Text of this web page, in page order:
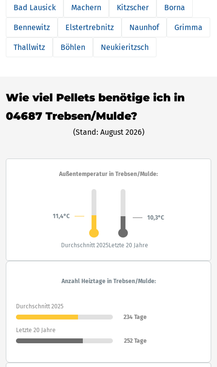
Bad Lausick Machern Kitzscher Borna
Bennewitz Elstertrebnitz Naunhof Grimma
Thallwitz Böhlen Neukieritzsch
Wie viel Pellets benötige ich in
04687 Trebsen/Mulde?
(Stand: August 2026)
Außentemperatur in Trebsen/Mulde:
11,4°C 10,3°C
Durchschnitt 2025Letzte 20 Jahre
Anzahl Heiztage in Trebsen/Mulde:
Durchschnitt 2025
234 Tage
Letzte 20 Jahre
252 Tage